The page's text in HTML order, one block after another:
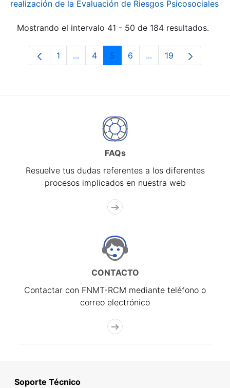
realización de la Evaluación de Riesgos Psicosociales
Mostrando el intervalo 41 - 50 de 184 resultados.
Página
1 ...Páginas intermedias Use TAB para
Página
4 Página
5 Página
6 ...Páginas intermedias
Página
19
FAQs
Resuelve tus dudas referentes a los diferentes
procesos implicados en nuestra web
CONTACTO
Contactar con FNMT-RCM mediante teléfono o
correo electrónico
Soporte Técnico